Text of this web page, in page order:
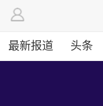
最新报道 头条